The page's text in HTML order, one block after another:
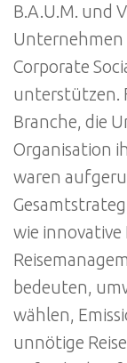
B.A.U.M. und
Unternehmen
Corporate
unterstützen.
Branche, die
Organisation
waren
wie innovative
bedeuten,
wählen,
unnötige